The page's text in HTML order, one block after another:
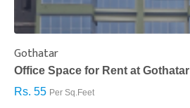
Gothatar
Office Space for Rent at Gothatar
Rs. 55 Per Sq.Feet